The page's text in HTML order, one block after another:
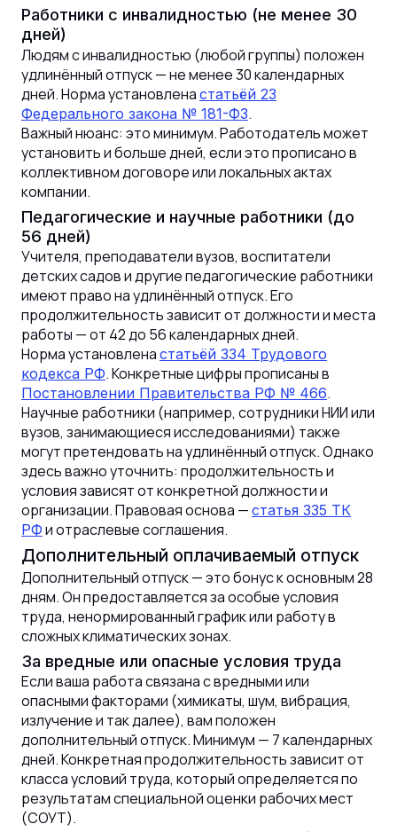
Работники с инвалидностью (не менее 30
дней)
Людям с инвалидностью (любой группы) положен
удлинённый отпуск — не менее 30 календарных
дней. Норма установлена статьёй 23
Федерального закона № 181-ФЗ.
Важный нюанс: это минимум. Работодатель может
установить и больше дней, если это прописано в
коллективном договоре или локальных актах
компании.
Педагогические и научные работники (до
56 дней)
Учителя, преподаватели вузов, воспитатели
детских садов и другие педагогические работники
имеют право на удлинённый отпуск. Его
продолжительность зависит от должности и места
работы — от 42 до 56 календарных дней.
Норма установлена статьёй 334 Трудового
кодекса РФ. Конкретные цифры прописаны в
Постановлении Правительства РФ № 466.
Научные работники (например, сотрудники НИИ или
вузов, занимающиеся исследованиями) также
могут претендовать на удлинённый отпуск. Однако
здесь важно уточнить: продолжительность и
условия зависят от конкретной должности и
организации. Правовая основа — статья 335 ТК
РФ и отраслевые соглашения.
Дополнительный оплачиваемый отпуск
Дополнительный отпуск — это бонус к основным 28
дням. Он предоставляется за особые условия
труда, ненормированный график или работу в
сложных климатических зонах.
За вредные или опасные условия труда
Если ваша работа связана с вредными или
опасными факторами (химикаты, шум, вибрация,
излучение и так далее), вам положен
дополнительный отпуск. Минимум — 7 календарных
дней. Конкретная продолжительность зависит от
класса условий труда, который определяется по
результатам специальной оценки рабочих мест
(СОУТ).